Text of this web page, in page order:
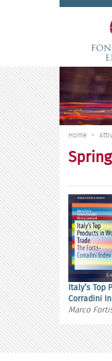
Home
Italy’s Top
Corradini
Marco